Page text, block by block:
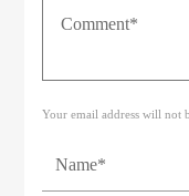
Your email address will not